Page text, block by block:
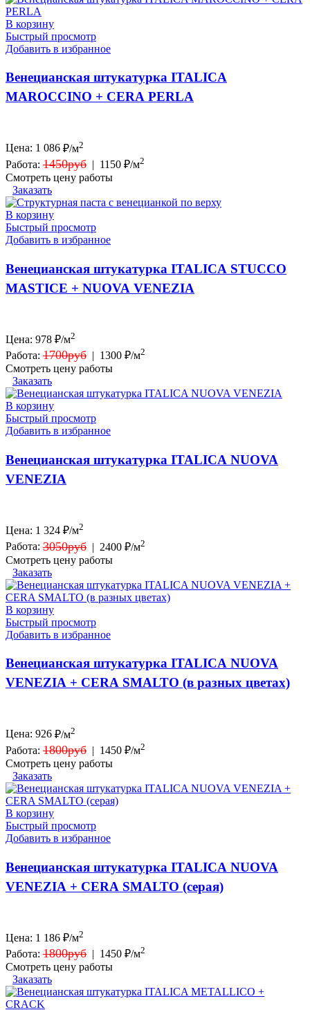
В корзину
Быстрый просмотр
Добавить в избранное
Венецианская штукатурка ITALICA
MAROCCINO + CERA PERLA
Цена: 1 086 ₽/м2
Работа: 1450руб | 1150 ₽/м2
Смотреть цену работы
Заказать
В корзину
Быстрый просмотр
Добавить в избранное
Венецианская штукатурка ITALICA STUCCO
MASTICE + NUOVA VENEZIA
Цена: 978 ₽/м2
Работа: 1700руб | 1300 ₽/м2
Смотреть цену работы
Заказать
В корзину
Быстрый просмотр
Добавить в избранное
Венецианская штукатурка ITALICA NUOVA
VENEZIA
Цена: 1 324 ₽/м2
Работа: 3050руб | 2400 ₽/м2
Смотреть цену работы
Заказать
В корзину
Быстрый просмотр
Добавить в избранное
Венецианская штукатурка ITALICA NUOVA
VENEZIA + CERA SMALTO (в разных цветах)
Цена: 926 ₽/м2
Работа: 1800руб | 1450 ₽/м2
Смотреть цену работы
Заказать
В корзину
Быстрый просмотр
Добавить в избранное
Венецианская штукатурка ITALICA NUOVA
VENEZIA + CERA SMALTO (серая)
Цена: 1 186 ₽/м2
Работа: 1800руб | 1450 ₽/м2
Смотреть цену работы
Заказать